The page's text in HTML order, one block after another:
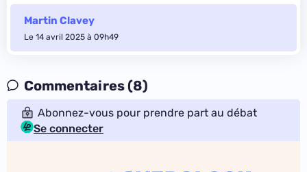
Martin Clavey
Le 14 avril 2025 à 09h49
Commentaires (8)
Abonnez-vous pour prendre part au débat
Se connecter